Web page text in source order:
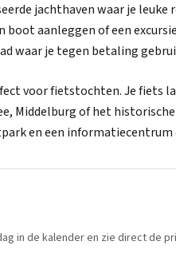
jachthaven waar je
boot aanleggen of een
waar je tegen betaling
voor fietstochten. Je fiets
Middelburg of het
en een
in de kalender en zie direct de